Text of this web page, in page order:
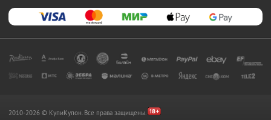
2010-2026 © КупиКупон. Все права защищены.